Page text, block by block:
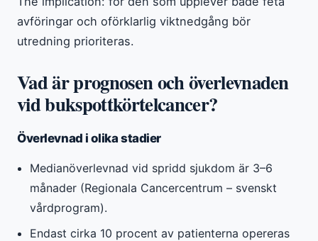
avföringar och oförklarlig viktnedgång bör
utredning prioriteras.
Vad är prognosen och överlevnaden
vid bukspottkörtelcancer?
Överlevnad i olika stadier
Medianöverlevnad vid spridd sjukdom är 3–6
månader (Regionala Cancercentrum – svenskt
vårdprogram).
Endast cirka 10 procent av patienterna opereras